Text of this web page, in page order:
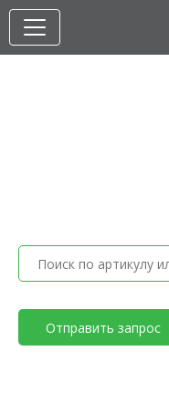
Отправить запрос